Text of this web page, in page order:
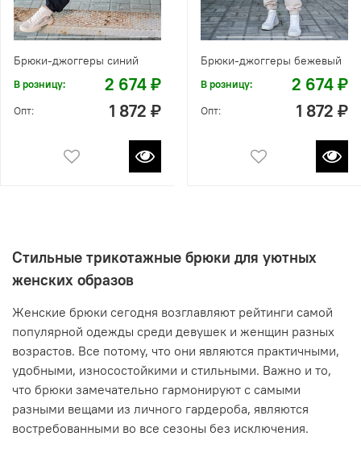
Брюки-джоггеры синий
В розницу: 2 674 ₽
Опт: 1 872 ₽
Брюки-джоггеры бежевый
В розницу: 2 674 ₽
Опт: 1 872 ₽
Стильные трикотажные брюки для уютных
женских образов
Женские брюки сегодня возглавляют рейтинги самой
популярной одежды среди девушек и женщин разных
возрастов. Все потому, что они являются практичными,
удобными, износостойкими и стильными. Важно и то,
что брюки замечательно гармонируют с самыми
разными вещами из личного гардероба, являются
востребованными во все сезоны без исключения.